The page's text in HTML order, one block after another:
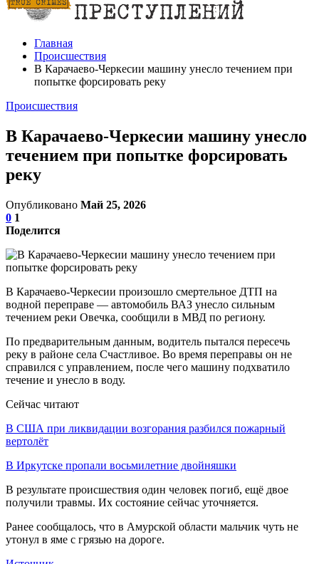
Главная
Происшествия
В Карачаево-Черкесии машину унесло течением при
попытке форсировать реку
Происшествия
В Карачаево-Черкесии машину унесло
течением при попытке форсировать
реку
Опубликовано Май 25, 2026
0 1
Поделится
В Карачаево-Черкесии произошло смертельное ДТП на
водной переправе — автомобиль ВАЗ унесло сильным
течением реки Овечка, сообщили в МВД по региону.
По предварительным данным, водитель пытался пересечь
реку в районе села Счастливое. Во время переправы он не
справился с управлением, после чего машину подхватило
течение и унесло в воду.
Сейчас читают
В США при ликвидации возгорания разбился пожарный
вертолёт
В Иркутске пропали восьмилетние двойняшки
В результате происшествия один человек погиб, ещё двое
получили травмы. Их состояние сейчас уточняется.
Ранее сообщалось, что в Амурской области мальчик чуть не
утонул в яме с грязью на дороге.